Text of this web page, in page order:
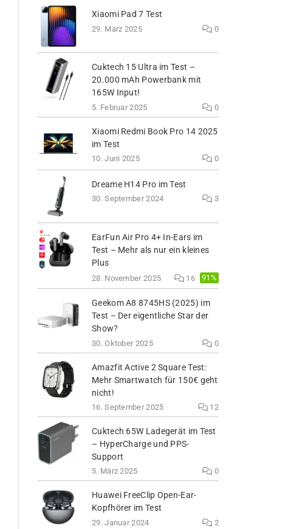
Xiaomi Pad 7 Test
29. März 2025 0
Cuktech 15 Ultra im Test –
20.000 mAh Powerbank mit
165W Input!
5. Februar 2025 0
Xiaomi Redmi Book Pro 14 2025
im Test
10. Juni 2025 0
Dreame H14 Pro im Test
30. September 2024 3
EarFun Air Pro 4+ In-Ears im
Test – Mehr als nur ein kleines
Plus
28. November 2025 16 91%
Geekom A8 8745HS (2025) im
Test – Der eigentliche Star der
Show?
30. Oktober 2025 0
Amazfit Active 2 Square Test:
Mehr Smartwatch für 150€ geht
nicht!
16. September 2025 12
Cuktech 65W Ladegerät im Test
– HyperCharge und PPS-
Support
5. März 2025 0
Huawei FreeClip Open-Ear-
Kopfhörer im Test
29. Januar 2024 2